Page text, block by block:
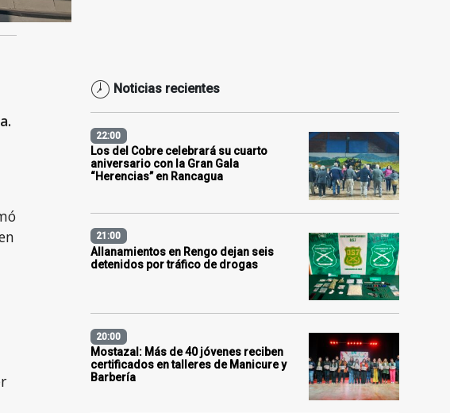
Noticias recientes
22:00
Los del Cobre celebrará su cuarto
aniversario con la Gran Gala
“Herencias” en Rancagua
21:00
Allanamientos en Rengo dejan seis
detenidos por tráfico de drogas
20:00
Mostazal: Más de 40 jóvenes reciben
certificados en talleres de Manicure y
Barbería